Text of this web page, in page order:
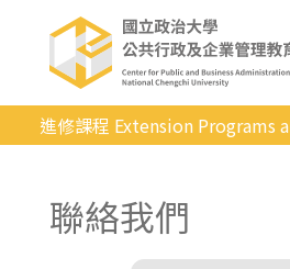
進修課程 Extension Programs
專業/學分
證照/考試
聯絡我們